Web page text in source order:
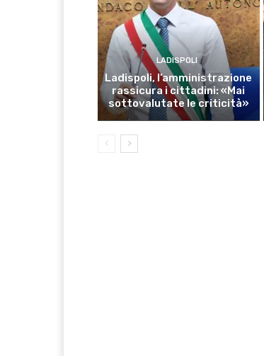
LADISPOLI
Ladispoli, l’amministrazione
rassicura i cittadini: «Mai
sottovalutate le criticità»